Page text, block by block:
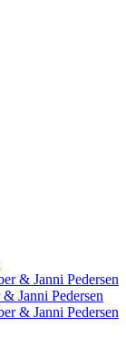
& Janni Pedersen
Janni Pedersen
& Janni Pedersen